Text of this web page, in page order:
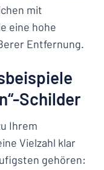
mit
eine hohe
Entfernung.
Schilder
Ihrem
Vielzahl klar
gehören: